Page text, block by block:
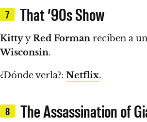
7 That ’90s Show
KittyyRed Forman reciben a
Wisconsin.
¿Dónde verla?: Netflix.
8 The Assassination of